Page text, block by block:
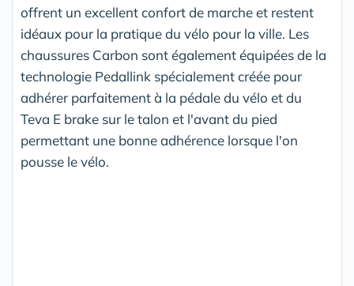
offrent un excellent confort de marche et restent
idéaux pour la pratique du vélo pour la ville. Les
chaussures Carbon sont également équipées de la
technologie Pedallink spécialement créée pour
adhérer parfaitement à la pédale du vélo et du
Teva E brake sur le talon et l'avant du pied
permettant une bonne adhérence lorsque l'on
pousse le vélo.